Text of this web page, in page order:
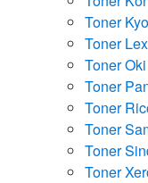
Toner
Toner
Toner Oki
Toner
Toner
Toner
Toner
Toner